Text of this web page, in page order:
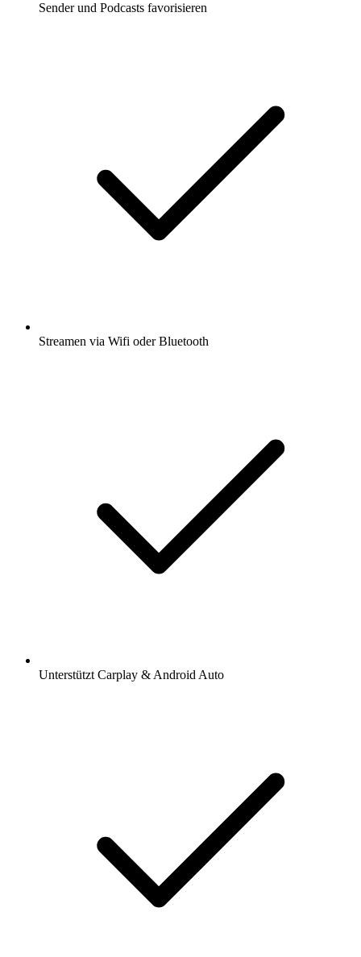
Sender und Podcasts favorisieren
Streamen via Wifi oder Bluetooth
Unterstützt Carplay & Android Auto